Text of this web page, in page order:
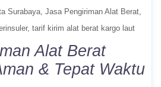
Surabaya Jasa Pengiriman Alat Berat
tarif kirim alat berat kargo laut
Alat Berat
& Tepat Waktu